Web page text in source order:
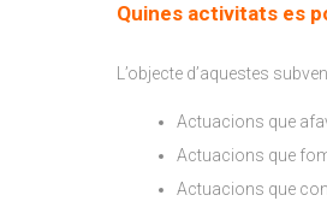
Quines activitats es
L’objecte d’aquestes
Actuacions que
Actuacions que
Actuacions que